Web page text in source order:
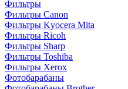
Фильтры
Фильтры Canon
Фильтры Kyocera Mita
Фильтры Ricoh
Фильтры Sharp
Фильтры Toshiba
Фильтры Xerox
Фотобарабаны